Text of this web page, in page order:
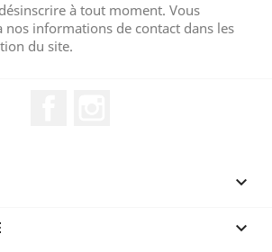
à tout moment. Vous
nos informations de contact dans les
du site.

